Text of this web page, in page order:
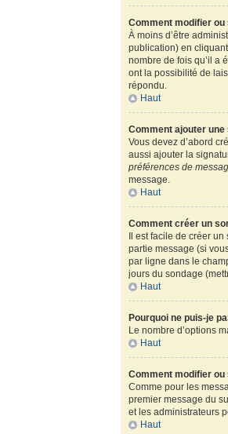
Comment modifier
À moins d’être
publication) en
nombre de fois qu’il a
ont la possibilité de
répondu.
Haut
Comment ajouter
Vous devez d’abord
aussi ajouter la
préférences de
message.
Haut
Comment créer un
Il est facile de créer
partie message (si
par ligne dans le
jours du sondage
Haut
Pourquoi ne puis-je
Le nombre d’options
Haut
Comment modifier
Comme pour les
premier message du
et les administrateurs
Haut